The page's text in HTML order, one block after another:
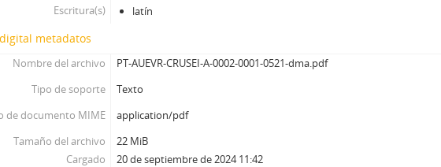
Escritura(s)
latín
metadatos
Nombre del archivo
PT-AUEVR-CRUSEI-A-0002-0001-0521-dma.pdf
Tipo de soporte
Texto
de documento MIME
application/pdf
Tamaño del archivo
22 MiB
Cargado
20 de septiembre de 2024 11:42